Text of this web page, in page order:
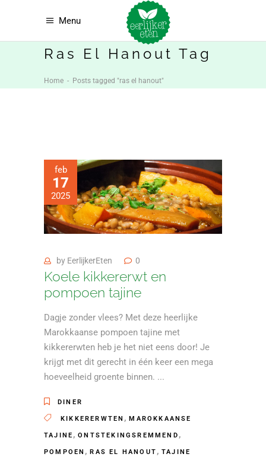
Menu
Ras El Hanout Tag
Home - Posts tagged "ras el hanout"
feb
17
2025
by EerlijkerEten 0
Koele kikkererwt en
pompoen tajine
Dagje zonder vlees? Met deze heerlijke
Marokkaanse pompoen tajine met
kikkererwten heb je het niet eens door! Je
krijgt met dit gerecht in één keer een mega
hoeveelheid groente binnen.
DINER
KIKKERERWTEN ,MAROKKAANSE
TAJINE ,ONTSTEKINGSREMMEND ,
POMPOEN ,RAS EL HANOUT ,TAJINE